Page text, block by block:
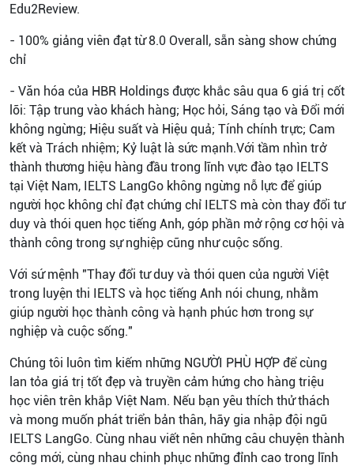
Edu2Review.
- 100% giảng viên đạt từ 8.0 Overall, sẵn sàng show chứng
chỉ
- Văn hóa của HBR Holdings được khắc sâu qua 6 giá trị cốt
lõi: Tập trung vào khách hàng; Học hỏi, Sáng tạo và Đổi mới
không ngừng; Hiệu suất và Hiệu quả; Tính chính trực; Cam
kết và Trách nhiệm; Kỷ luật là sức mạnh.Với tầm nhìn trở
thành thương hiệu hàng đầu trong lĩnh vực đào tạo IELTS
tại Việt Nam, IELTS LangGo không ngừng nỗ lực để giúp
người học không chỉ đạt chứng chỉ IELTS mà còn thay đổi tư
duy và thói quen học tiếng Anh, góp phần mở rộng cơ hội và
thành công trong sự nghiệp cũng như cuộc sống.
Với sứ mệnh "Thay đổi tư duy và thói quen của người Việt
trong luyện thi IELTS và học tiếng Anh nói chung, nhằm
giúp người học thành công và hạnh phúc hơn trong sự
nghiệp và cuộc sống."
Chúng tôi luôn tìm kiếm những NGƯỜI PHÙ HỢP để cùng
lan tỏa giá trị tốt đẹp và truyền cảm hứng cho hàng triệu
học viên trên khắp Việt Nam. Nếu bạn yêu thích thử thách
và mong muốn phát triển bản thân, hãy gia nhập đội ngũ
IELTS LangGo. Cùng nhau viết nên những câu chuyện thành
công mới, cùng nhau chinh phục những đỉnh cao trong lĩnh